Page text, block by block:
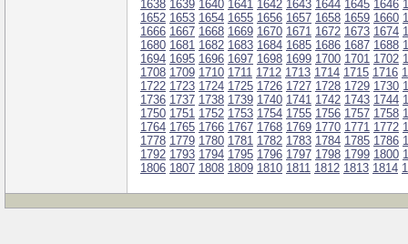
1638 1639 1640 1641 1642 1643 1644 1645 1646
1652 1653 1654 1655 1656 1657 1658 1659 1660
1666 1667 1668 1669 1670 1671 1672 1673 1674
1680 1681 1682 1683 1684 1685 1686 1687 1688
1694 1695 1696 1697 1698 1699 1700 1701 1702
1708 1709 1710 1711 1712 1713 1714 1715 1716
1722 1723 1724 1725 1726 1727 1728 1729 1730
1736 1737 1738 1739 1740 1741 1742 1743 1744
1750 1751 1752 1753 1754 1755 1756 1757 1758
1764 1765 1766 1767 1768 1769 1770 1771 1772
1778 1779 1780 1781 1782 1783 1784 1785 1786
1792 1793 1794 1795 1796 1797 1798 1799 1800
1806 1807 1808 1809 1810 1811 1812 1813 1814